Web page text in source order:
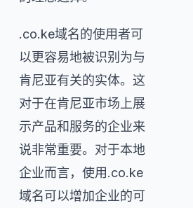
.co.ke域名的使用者可
以更容易地被识别为与
肯尼亚有关的实体。这
对于在肯尼亚市场上展
示产品和服务的企业来
说非常重要。对于本地
企业而言，使用.co.ke
域名可以增加企业的可